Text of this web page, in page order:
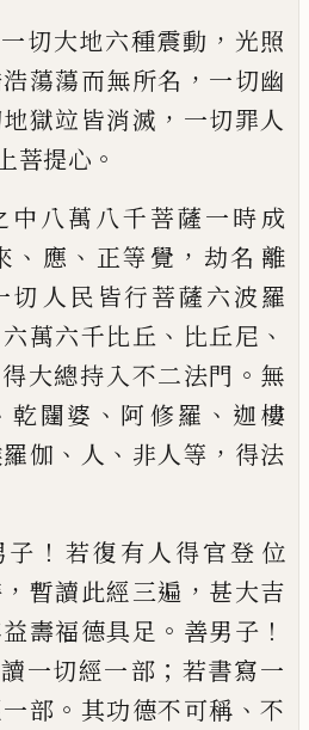
一切大地六種震動 ， 光照
蕩蕩而無所名 ， 一切幽
獄竝皆消滅 ， 一切罪人
菩提心 。
中八萬八千菩薩一時成
、 應 、 正等覺 ， 劫名 離
切 人民皆行菩薩六波羅
六萬六千比丘 、 比丘尼 、
得大總持入不二法門 。 無
乾闥婆 、 阿 修羅 、 迦樓
伽 、 人 、 非人等 ， 得法
子 ！ 若復有人得官登 位
， 暫讀此經三遍 ， 甚大吉
壽福德具足 。 善男子 ！
一切經一部 ； 若書寫一
部 。 其功德不可稱 、 不